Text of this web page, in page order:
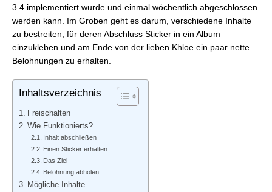
3.4 implementiert wurde und einmal wöchentlich abgeschlossen
werden kann. Im Groben geht es darum, verschiedene Inhalte
zu bestreiten, für deren Abschluss Sticker in ein Album
einzukleben und am Ende von der lieben Khloe ein paar nette
Belohnungen zu erhalten.
Inhaltsverzeichnis
Freischalten
Wie Funktionierts?
Inhalt abschließen
Einen Sticker erhalten
Das Ziel
Belohnung abholen
Mögliche Inhalte